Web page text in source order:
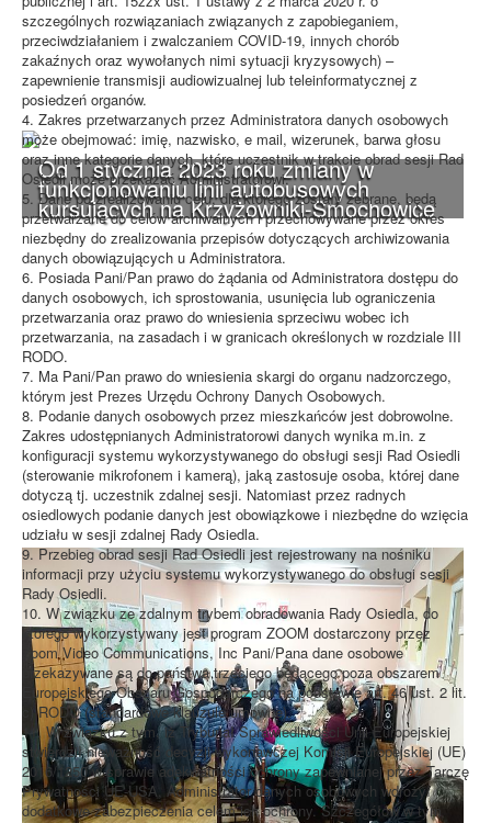
Od 1 stycznia 2023 roku zmiany w
funkcjonowaniu linii autobusowych
kursujących na Krzyżowniki-Smochowice
szczególnych rozwiązaniach związanych z zapobieganiem,
przeciwdziałaniem i zwalczaniem COVID-19, innych chorób
zakaźnych oraz wywołanych nimi sytuacji kryzysowych) –
zapewnienie transmisji audiowizualnej lub teleinformatycznej z
posiedzeń organów.
4. Zakres przetwarzanych przez Administratora danych osobowych
może obejmować: imię, nazwisko, e mail, wizerunek, barwa głosu
oraz inne kategorie danych, które uczestnik w trakcie obrad sesji Rad
Osiedli może przekazać Administratorowi.
5. Dane po zrealizowaniu celu, dla którego zostały zebrane, będą
przetwarzane do celów archiwalnych i przechowywane przez okres
niezbędny do zrealizowania przepisów dotyczących archiwizowania
danych obowiązujących u Administratora.
6. Posiada Pani/Pan prawo do żądania od Administratora dostępu do
danych osobowych, ich sprostowania, usunięcia lub ograniczenia
przetwarzania oraz prawo do wniesienia sprzeciwu wobec ich
przetwarzania, na zasadach i w granicach określonych w rozdziale III
RODO.
7. Ma Pani/Pan prawo do wniesienia skargi do organu nadzorczego,
którym jest Prezes Urzędu Ochrony Danych Osobowych.
8. Podanie danych osobowych przez mieszkańców jest dobrowolne.
Zakres udostępnianych Administratorowi danych wynika m.in. z
konfiguracji systemu wykorzystywanego do obsługi sesji Rad Osiedli
(sterowanie mikrofonem i kamerą), jaką zastosuje osoba, której dane
dotyczą tj. uczestnik zdalnej sesji. Natomiast przez radnych
osiedlowych podanie danych jest obowiązkowe i niezbędne do wzięcia
udziału w sesji zdalnej Rady Osiedla.
9. Przebieg obrad sesji Rad Osiedli jest rejestrowany na nośniku
informacji przy użyciu systemu wykorzystywanego do obsługi sesji
Rady Osiedli.
10. W związku ze zdalnym trybem obradowania Rady Osiedla, do
którego wykorzystywany jest program ZOOM dostarczony przez
Zoom Video Communications, Inc Pani/Pana dane osobowe
przekazywane są do państwa trzeciego będącego poza obszarem
Europejskiego Obszaru Gospodarczego na podstawie art. 46 ust. 2 lit.
c) RODO (standardowe klauzule umowne).
11. W związku z tym, iż Trybunał Sprawiedliwości Unii Europejskiej
stwierdził nieważność decyzji wykonawczej Komisji Europejskiej (UE)
2016/1250 w sprawie adekwatności ochrony zapewnianej przez Tarczę
Prywatności UE-USA, Administrator danych osobowych wdrożył
dodatkowe zabezpieczenia celem ich ochrony. Szczegółów w tym